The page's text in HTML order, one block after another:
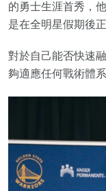
的勇士生涯首秀，
是在全明星假期後正
對於自己能否快速
夠適應任何戰術體系